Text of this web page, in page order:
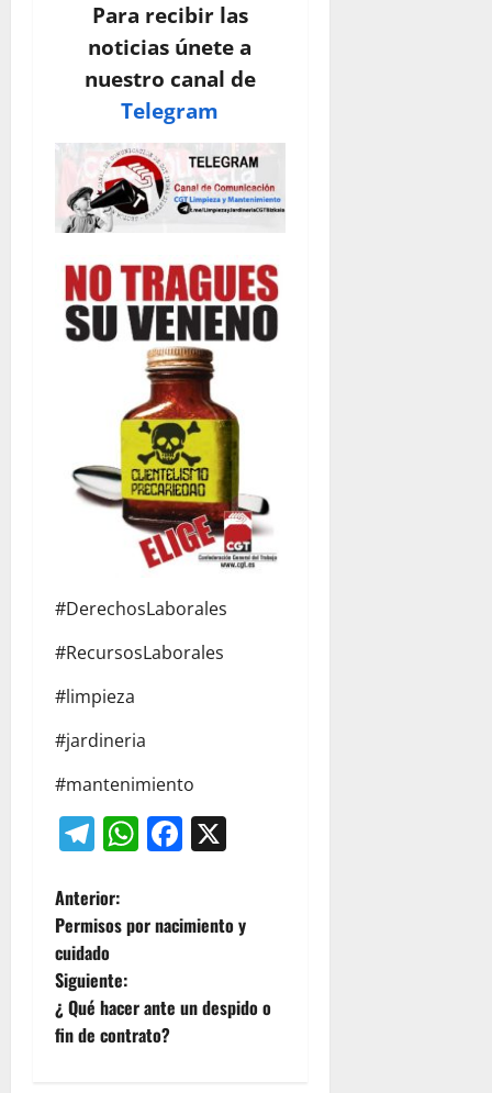
Para recibir las
noticias únete a
nuestro canal de
Telegram
#DerechosLaborales
#RecursosLaborales
#limpieza
#jardineria
#mantenimiento
Telegram
WhatsApp
Facebook
N
a
v
e
Anterior:
Permisos por nacimiento y
cuidado
Siguiente:
¿ Qué hacer ante un despido o
fin de contrato?